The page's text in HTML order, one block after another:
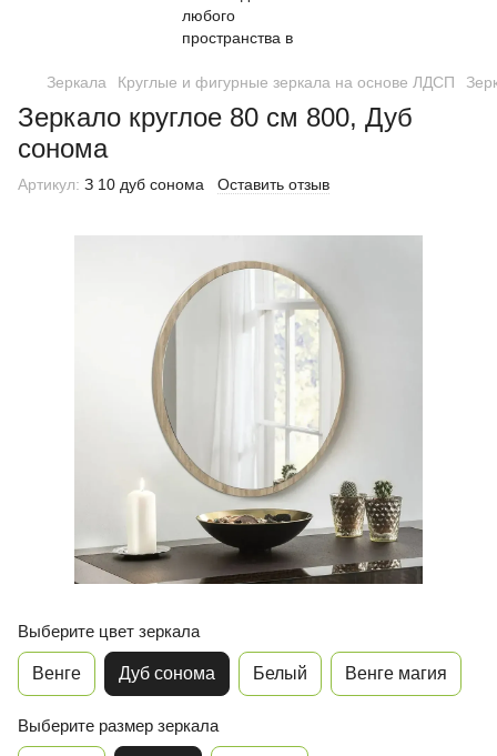
Зеркала Круглые и фигурные зеркала на основе ЛДСП
Зеркало круглое 80 см 800, Дуб
сонома
Артикул: З 10 дуб сонома Оставить отзыв
Выберите цвет зеркала
Венге Дуб сонома Белый Венге магия
Выберите размер зеркала